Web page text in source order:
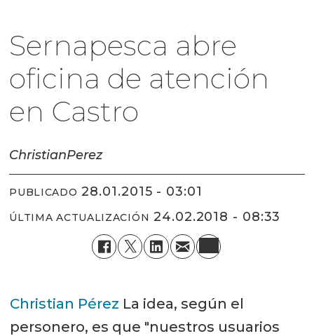
Sernapesca abre
oficina de atención
en Castro
ChristianPerez
PUBLICADO 28.01.2015 - 03:01
ÚLTIMA ACTUALIZACIÓN 24.02.2018 - 08:33
Christian Pérez La idea, según el
personero, es que "nuestros usuarios